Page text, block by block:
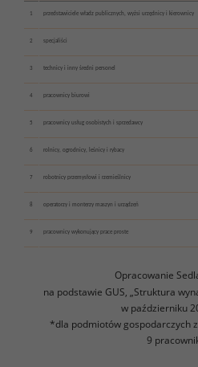
1 przedstawiciele władz publicznych, wyżsi urzędnicy i kierownicy
2 specjaliści
3 technicy i inny średni personel
4 pracownicy biurowi
5 pracownicy usług osobistych i sprzedawcy
6 rolnicy, ogrodnicy, leśnicy i rybacy
7 robotnicy przemysłowi i rzemieślnicy
8 operatorzy i monterzy maszyn i urządzeń
9 pracownicy wykonujący prace proste
Opracowanie
na podstawie GUS, „Struktura
w październiku
*dla podmiotów gospodarczych
9